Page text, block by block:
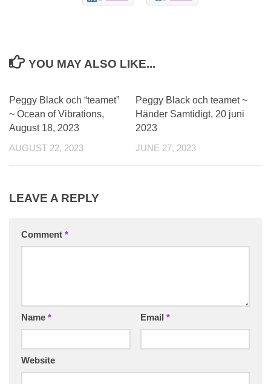
YOU MAY ALSO LIKE...
Peggy Black och “teamet”
~ Ocean of Vibrations,
August 18, 2023
AUGUST 22, 2023
Peggy Black och teamet ~
Händer Samtidigt, 20 juni
2023
JUNE 27, 2023
LEAVE A REPLY
Comment *
Name * Email *
Website